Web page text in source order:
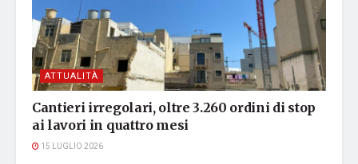
ATTUALITÀ
Cantieri irregolari, oltre 3.260 ordini di stop
ai lavori in quattro mesi
15 LUGLIO 2026